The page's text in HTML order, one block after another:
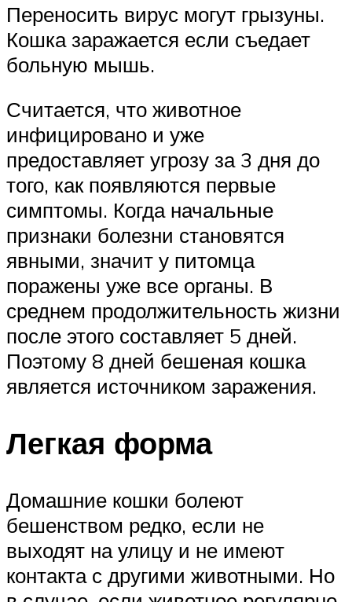
Переносить вирус могут грызуны.
Кошка заражается если съедает
больную мышь.
Считается, что животное
инфицировано и уже
предоставляет угрозу за 3 дня до
того, как появляются первые
симптомы. Когда начальные
признаки болезни становятся
явными, значит у питомца
поражены уже все органы. В
среднем продолжительность жизни
после этого составляет 5 дней.
Поэтому 8 дней бешеная кошка
является источником заражения.
Легкая форма
Домашние кошки болеют
бешенством редко, если не
выходят на улицу и не имеют
контакта с другими животными. Но